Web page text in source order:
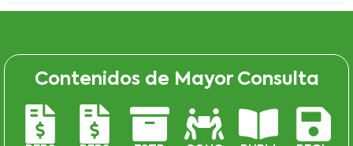
Contenidos de Mayor Consulta